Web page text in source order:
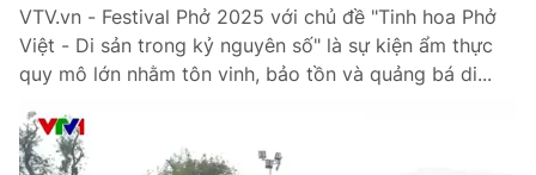
Pháp luật
Y tế
VTV.vn - Festival Phở 2025 với chủ đề "Tinh hoa Phở
Việt - Di sản trong kỷ nguyên số" là sự kiện ẩm thực
quy mô lớn nhằm tôn vinh, bảo tồn và quảng bá di...